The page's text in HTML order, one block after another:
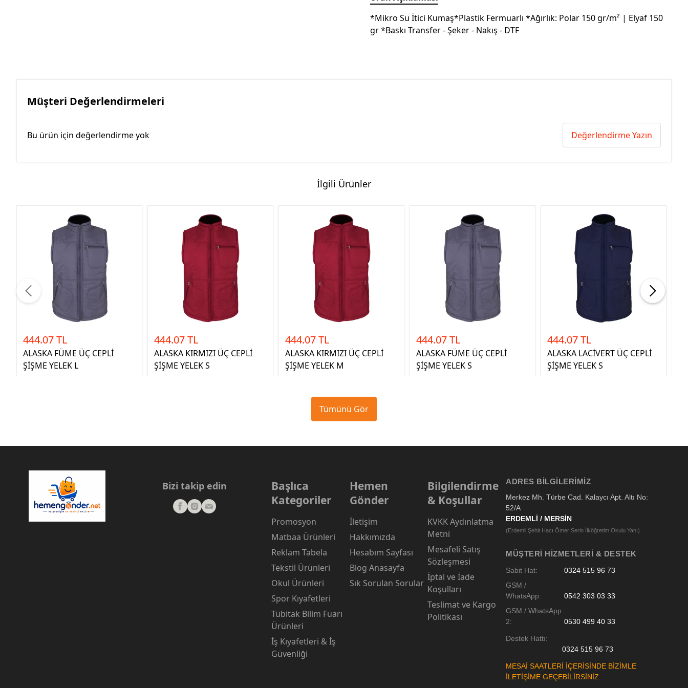
*Mikro Su İtici Kumaş*Plastik Fermuarlı *Ağırlık: Polar 150 gr/m² | Elyaf 150
gr *Baskı Transfer - Şeker - Nakış - DTF
Müşteri Değerlendirmeleri
Bu ürün için değerlendirme yok Değerlendirme Yazın
İlgili Ürünler
444.07 TL
ALASKA FÜME ÜÇ CEPLİ
ŞİŞME YELEK L
444.07 TL
ALASKA KIRMIZI ÜÇ CEPLİ
ŞİŞME YELEK S
444.07 TL
ALASKA KIRMIZI ÜÇ CEPLİ
ŞİŞME YELEK M
444.07 TL
ALASKA FÜME ÜÇ CEPLİ
ŞİŞME YELEK S
444.07 TL
ALASKA LACİVERT ÜÇ CEPLİ
ŞİŞME YELEK S
Tümünü Gör
Bizi takip edin
Başlıca
Kategoriler
Promosyon
Matbaa Ürünleri
Reklam Tabela
Tekstil Ürünleri
Okul Ürünleri
Spor Kıyafetleri
Tübitak Bilim Fuarı
Ürünleri
İş Kıyafetleri & İş
Güvenliği
Hemen
Gönder
İletişim
Hakkımızda
Hesabım Sayfası
Blog Anasayfa
Sık Sorulan Sorular
Bilgilendirme
& Koşullar
KVKK Aydınlatma
Metni
Mesafeli Satış
Sözleşmesi
İptal ve İade
Koşulları
Teslimat ve Kargo
Politikası
ADRES BILGILERIMIZ
Merkez Mh. Türbe Cad. Kalaycı Apt. Altı No:
52/A
ERDEMLİ / MERSİN
(Erdemli Şehit Hacı Ömer Serin İlköğretim Okulu Yanı)
MÜŞTERI HIZMETLERI & DESTEK
Sabit Hat:
0324 515 96 73
GSM /
WhatsApp:
0542 303 03 33
GSM / WhatsApp
2:
0530 499 40 33
Destek Hattı:
0324 515 96 73
MESAİ SAATLERİ İÇERİSİNDE BİZİMLE
İLETİŞİME GEÇEBİLİRSİNİZ.